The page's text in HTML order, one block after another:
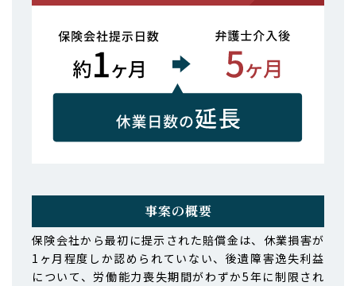
事案の概要
保険会社から最初に提示された賠償金は、休業損害が
1ヶ月程度しか認められていない、後遺障害逸失利益
について、労働能力喪失期間がわずか5年に制限され